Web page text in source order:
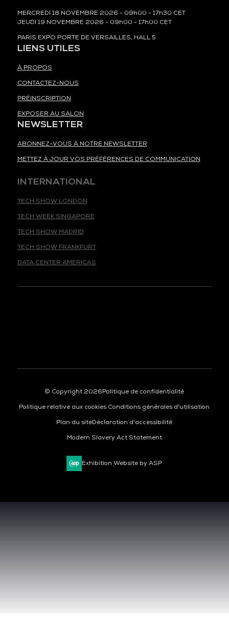
MERCREDI 18 NOVEMBRE 2026 - 09h00 - 17h30 CET
JEUDI 19 NOVEMBRE 2026 - 09h00 - 17h00 CET
PARIS EXPO PORTE DE VERSAILLES, HALL 5
LIENS UTILES
À PROPOS
CONTACTEZ-NOUS
PRÉINSCRIPTION
EXPOSER AU SALON
NEWSLETTER
ABONNEZ-VOUS À NOTRE NEWSLETTER
METTEZ À JOUR VOS PRÉFÉRENCES DE COMMUNICATION
TECH WEEK SINGAPORE
TECH SHOW MADRID
TECH SHOW FRANKFURT
DATA CENTER AMERICAS
© Copyright 2026Politique de confidentialité
Politique relative aux cookies Conditions générales d'utilisation
Plan du siteDéclaration d'accessibilité
Modern Slavery Act Statement
Exhibition Website by ASP